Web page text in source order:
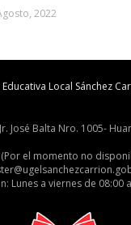
2022
Local Sánchez
José Balta Nro. 1005-
el momento no
Lunes a viernes de 08:00